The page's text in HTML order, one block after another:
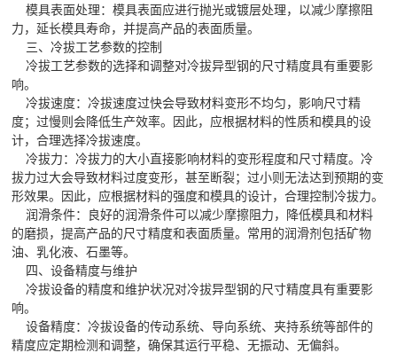
模具表面处理：模具表面应进行抛光或镀层处理，以减少摩擦阻
力，延长模具寿命，并提高产品的表面质量。
三、冷拔工艺参数的控制
冷拔工艺参数的选择和调整对冷拔异型钢的尺寸精度具有重要影
响。
冷拔速度：冷拔速度过快会导致材料变形不均匀，影响尺寸精
度；过慢则会降低生产效率。因此，应根据材料的性质和模具的设
计，合理选择冷拔速度。
冷拔力：冷拔力的大小直接影响材料的变形程度和尺寸精度。冷
拔力过大会导致材料过度变形，甚至断裂；过小则无法达到预期的变
形效果。因此，应根据材料的强度和模具的设计，合理控制冷拔力。
润滑条件：良好的润滑条件可以减少摩擦阻力，降低模具和材料
的磨损，提高产品的尺寸精度和表面质量。常用的润滑剂包括矿物
油、乳化液、石墨等。
四、设备精度与维护
冷拔设备的精度和维护状况对冷拔异型钢的尺寸精度具有重要影
响。
设备精度：冷拔设备的传动系统、导向系统、夹持系统等部件的
精度应定期检测和调整，确保其运行平稳、无振动、无偏斜。